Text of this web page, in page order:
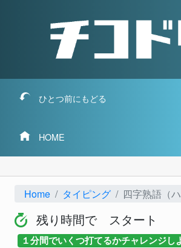
ひとつ前にもどる
HOME
Home タイピング 四字熟語（
残り時間で スタート
１分間でいくつ打てるかチャレンジし